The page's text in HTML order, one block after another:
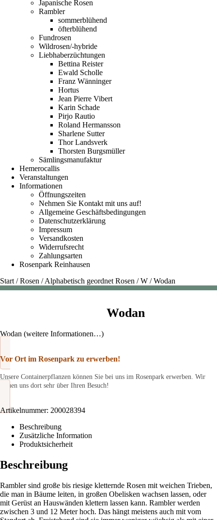
Japanische Rosen
Rambler
sommerblühend
öfterblühend
Fundrosen
Wildrosen/-hybride
Liebhaberzüchtungen
Bettina Reister
Ewald Scholle
Franz Wänninger
Hortus
Jean Pierre Vibert
Karin Schade
Pirjo Rautio
Roland Hermansson
Sharlene Sutter
Thor Landsverk
Thorsten Burgsmüller
Sämlingsmanufaktur
Hemerocallis
Veranstaltungen
Informationen
Öffnungszeiten
Nehmen Sie Kontakt mit uns auf!
Allgemeine Geschäftsbedingungen
Datenschutzerklärung
Impressum
Versandkosten
Widerrufsrecht
Zahlungsarten
Rosenpark Reinhausen
Start /Rosen /Alphabetisch geordnet Rosen /W /Wodan
Wodan
Wodan (weitere Informationen…)
Vor Ort im Rosenpark zu erwerben!
Unsere Containerpflanzen können Sie bei uns im Rosenpark erwerben. Wir
freuen uns dort sehr über Ihren Besuch!
Artikelnummer: 200028394
Beschreibung
Zusätzliche Information
Produktsicherheit
Beschreibung
Rambler sind große bis riesige kletternde Rosen mit weichen Trieben,
die man in Bäume leiten, in großen Obelisken wachsen lassen, oder
mit Gerüst an Hauswänden klettern lassen kann. Rambler werden
zwischen 3 und 12 Meter hoch. Das hängt meistens auch mit vom